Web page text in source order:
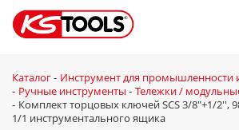
Каталог - Инструмент для промышленности
- Ручные инструменты - Тележки /
- Комплект торцовых ключей SCS 3/8"+1/2'',
1/1 инструментального ящика